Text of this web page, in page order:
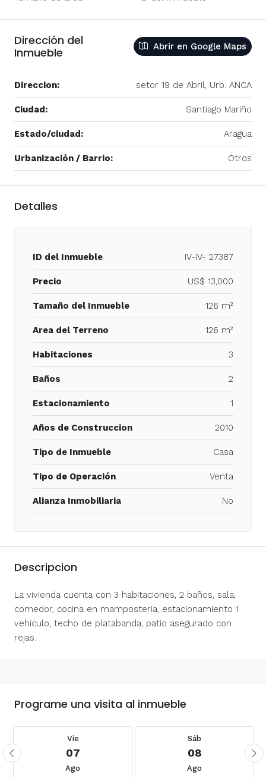
Dirección del
Inmueble
Abrir en Google Maps
Direccion: setor 19 de Abril, Urb. ANCA
Ciudad: Santiago Mariño
Estado/ciudad: Aragua
Urbanización / Barrio: Otros
Detalles
ID del Inmueble IV-IV- 27387
Precio US$ 13,000
Tamaño del Inmueble 126 m²
Area del Terreno 126 m²
Habitaciones 3
Baños 2
Estacionamiento 1
Años de Construccion 2010
Tipo de Inmueble Casa
Tipo de Operación Venta
Alianza Inmobiliaria No
Descripcion
La vivienda cuenta con 3 habitaciones, 2 baños, sala,
comedor, cocina en mamposteria, estacionamiento 1
vehiculo, techo de platabanda, patio asegurado con
rejas.
Programe una visita al inmueble
Vie
07
Ago
Sáb
08
Ago